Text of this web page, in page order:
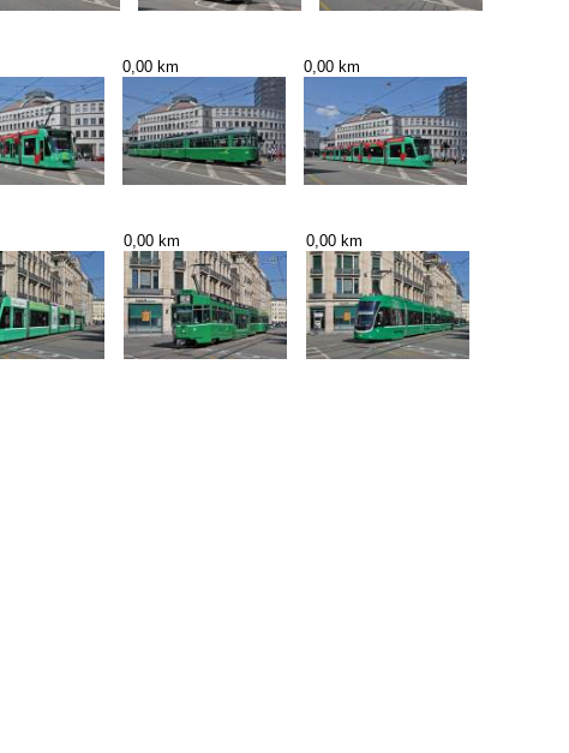
0,00 km 0,00 km
0,00 km 0,00 km